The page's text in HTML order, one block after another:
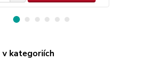
v kategoriích